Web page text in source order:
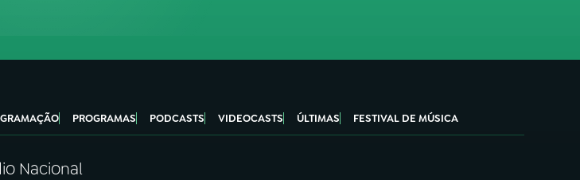
PROGRAMAS PODCASTS VIDEOCASTS ÚLTIMAS FESTIVAL DE MÚSICA
Nacional